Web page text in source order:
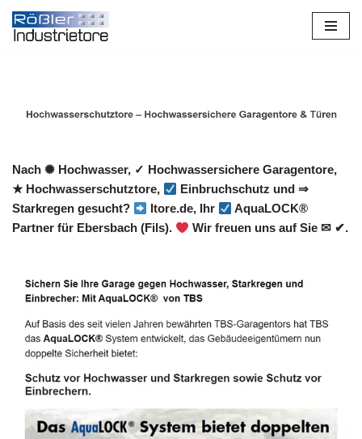
Zum
Nach ✺ Hochwasser, ✓ Hochwassersichere Garagentore,
★ Hochwasserschutztore,
Einbruchschutz und ⇒
Starkregen gesucht?
Itore.de, Ihr
AquaLOCK®
Partner für Ebersbach (Fils).
Wir freuen uns auf Sie ✉ ✔.